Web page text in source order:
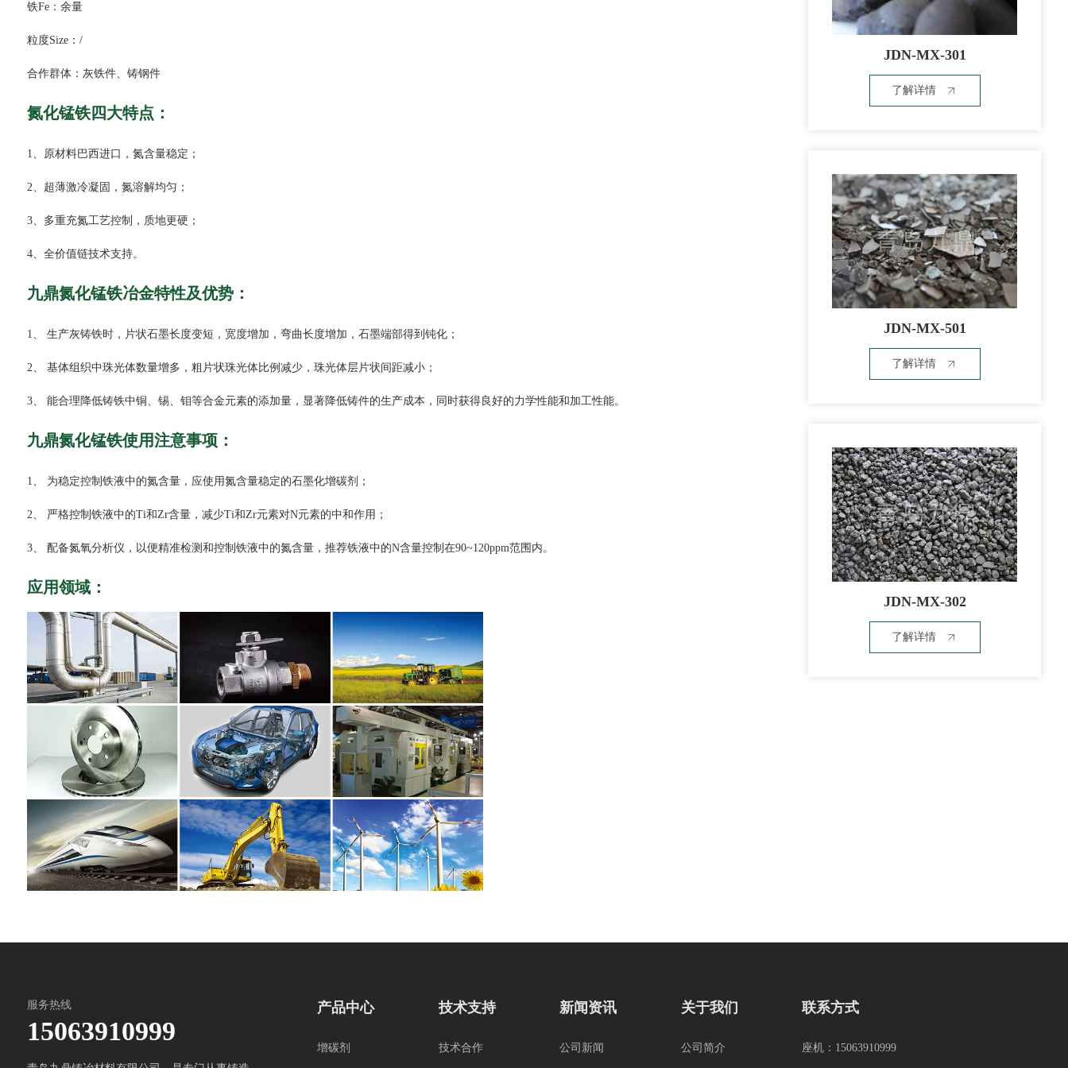
铁Fe：余量
粒度Size：/
合作群体：灰铁件、铸钢件
氮化锰铁四大特点：
1、原材料巴西进口，氮含量稳定；
2、超薄激冷凝固，氮溶解均匀；
3、多重充氮工艺控制，质地更硬；
4、全价值链技术支持。
九鼎氮化锰铁冶金特性及优势：
1、 生产灰铸铁时，片状石墨长度变短，宽度增加，弯曲长度增加，石墨端部得到钝化；
2、 基体组织中珠光体数量增多，粗片状珠光体比例减少，珠光体层片状间距减小；
3、 能合理降低铸铁中铜、锡、钼等合金元素的添加量，显著降低铸件的生产成本，同时获得良好的力学性能和加工性能。
九鼎氮化锰铁使用注意事项：
1、 为稳定控制铁液中的氮含量，应使用氮含量稳定的石墨化增碳剂；
2、 严格控制铁液中的Ti和Zr含量，减少Ti和Zr元素对N元素的中和作用；
3、 配备氮氧分析仪，以便精准检测和控制铁液中的氮含量，推荐铁液中的N含量控制在90~120ppm范围内。
应用领域：
JDN-MX-301
了解详情
JDN-MX-501
了解详情
JDN-MX-302
了解详情
服务热线
15063910999
产品中心
增碳剂
技术支持
技术合作
新闻资讯
公司新闻
关于我们
公司简介
联系方式
座机：15063910999